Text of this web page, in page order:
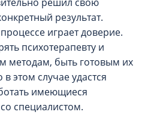
результат.
играет доверие.
психотерапевту и
методам, быть готовым их
этом случае удастся
имеющиеся
специалистом.